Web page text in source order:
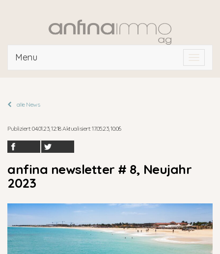
Menu
alle News
Publiziert: 04.01.23, 12:18 Aktualisiert: 17.05.23, 10:06
anfina newsletter # 8, Neujahr
2023